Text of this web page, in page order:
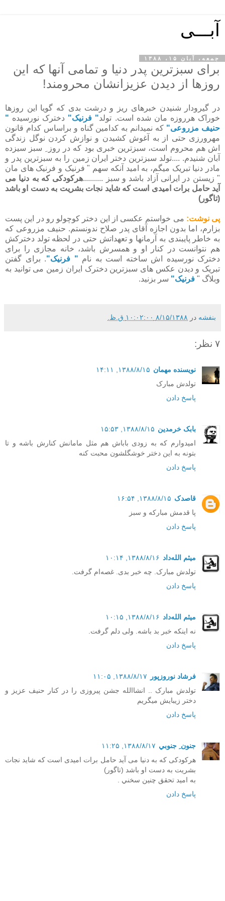
آبـــی
جمعه، آبان ۱۵، ۱۳۸۸
برای سبزترین پدر دنیا و تمامی آنها که این
روزها از دیدن عزیزانشان محرومند!
در گیرودار شنیدن خبرهای ریز و درشت بدی که گویا این روزها
خوراک هرروزه مان شده است. تولد" فرنیک" دخترک نورسیده "
حنیف مزروعی" که نمیدانم به کدامین گناه و براساس کدام قانون
مهرورزی حتی از به آغوش کشیدن و نوازش کردن نوگل زندگی
اش هم محروم است، سبزترین خبری بود که در روز ِ سبز سیزده
آبان شنیدم. ....تولد سبزترین دختر ایران زمین را به سبزترین پدر و
مادر دنیا تبریک میگم، به امید آنکه سهم " فرنیک و فرنیک های مان
" زیستن در ایرانی آزاد باشد و سبز ..........هرکودکی که به دنیا می
آید حامل برات امیدی است که شاید نجات بشریت به دست او باشد
(تاگور)
پی نوشت: می خواستم عکسی از این دختر کوچولو رو در این پست
بزارم، اما بدون اجازه آقای پدر صلاح ندونستم. حنیف مزروعی که
به خاطر پایبندی به آرمانها و تعهداتش حتی در لحظه تولد دخترکش
هم نتوانست در کنار او و همسرش باشد، خانه مجازی را برای
دخترک نورسیده اش ساخته است به نام " فرنیک". برای گفتن
تبریک و دیدن عکس های سبزترین دخترک ایران زمین می توانید به
وبلاگ " فرنیک" سر بزنید.
بنفشه در ۸/۱۵/۱۳۸۸ ۱۰:۰۲:۰۰ ق.ظ.
۷ نظر:
نویسنده مهمان ۱۳۸۸/۸/۱۵, ۱۴:۱۱
تولدش مبارک
پاسخ دادن
بابک خرمدین ۱۳۸۸/۸/۱۵, ۱۵:۵۳
امیدوارم که به زودی باباش هم مثل مامانش کنارش باشه و تا
بتونه به این دختر خوشگلشون محبت کنه
پاسخ دادن
قاصدک ۱۳۸۸/۸/۱۵, ۱۶:۵۴
پا قدمش مبارکه و سبز
پاسخ دادن
میثم الله‌داد ۱۳۸۸/۸/۱۶, ۱۰:۱۴
تولدش مبارک. چه خبر بدی. غصه‌ام گرفت.
پاسخ دادن
میثم الله‌داد ۱۳۸۸/۸/۱۶, ۱۰:۱۵
نه اینکه خبر بد باشه. ولی دلم گرفت.
پاسخ دادن
فرشاد نوروزپور
۱۳۸۸/۸/۱۷, ۱۱:۰۵
تولدش مبارک .. انشاالله جشن پیروزی را در کنار حنیف عزیز و
دختر زیبایش میگریم
پاسخ دادن
جنون ِ جنوبي ۱۳۸۸/۸/۱۷, ۱۱:۲۵
هرکودکی که به دنیا می آید حامل برات امیدی است که شاید نجات
بشریت به دست او باشد (تاگور)
به اميد تحقق چنين سخني .
پاسخ دادن